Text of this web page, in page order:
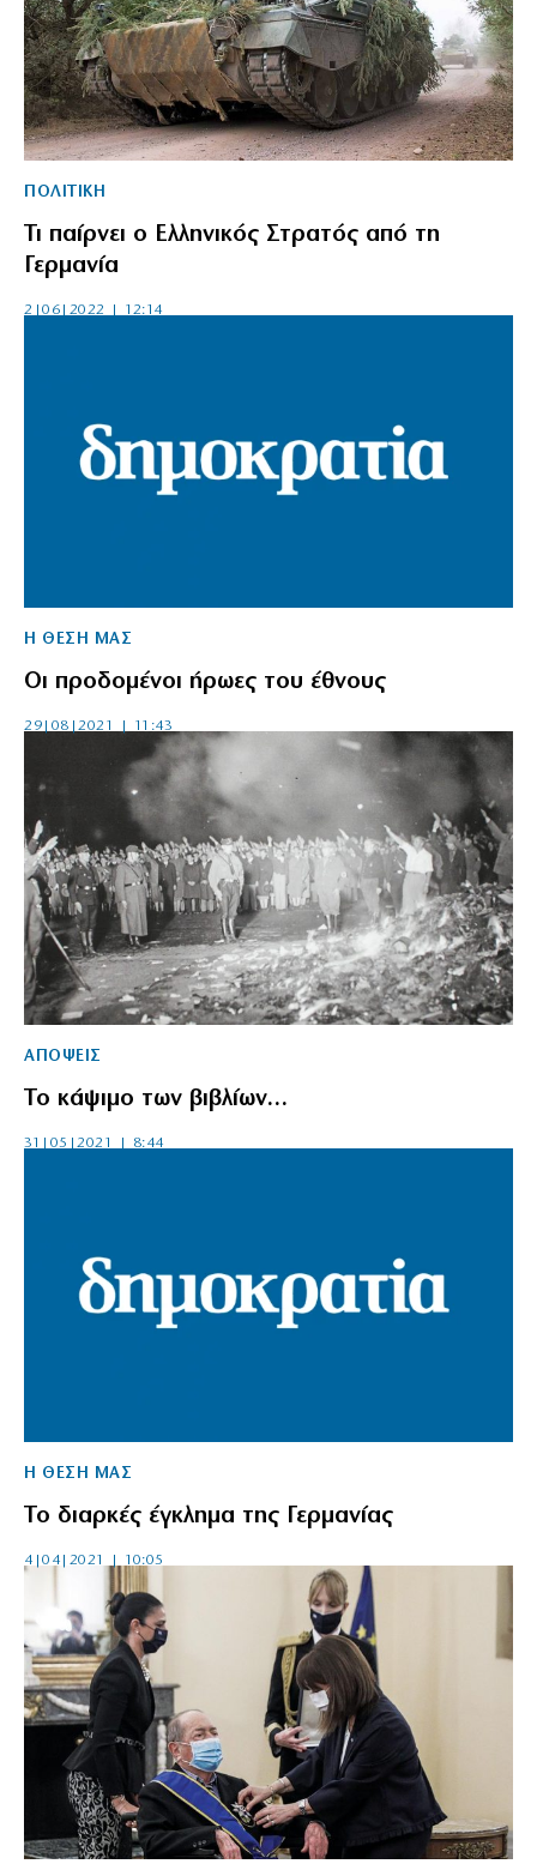
ΠΟΛΙΤΙΚΗ
Τι παίρνει ο Ελληνικός Στρατός από τη
Γερμανία
2|06|2022 | 12:14
Η ΘΕΣΗ ΜΑΣ
Οι προδομένοι ήρωες του έθνους
29|08|2021 | 11:43
ΑΠΟΨΕΙΣ
Το κάψιμο των βιβλίων…
31|05|2021 | 8:44
Η ΘΕΣΗ ΜΑΣ
Το διαρκές έγκλημα της Γερμανίας
4|04|2021 | 10:05